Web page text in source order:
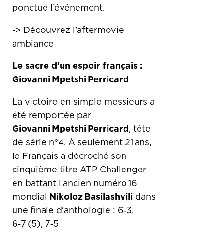
ponctué l’événement.
-> Découvrez l'aftermovie
ambiance
Le sacre d’un espoir français :
Giovanni Mpetshi Perricard
La victoire en simple messieurs a
été remportée par
Giovanni Mpetshi Perricard , tête
de série n°4. À seulement 21 ans,
le Français a décroché son
cinquième titre ATP Challenger
en battant l’ancien numéro 16
mondial
Nikoloz Basilashvili dans
une finale d’anthologie : 6‑3,
6‑7 (5), 7‑5